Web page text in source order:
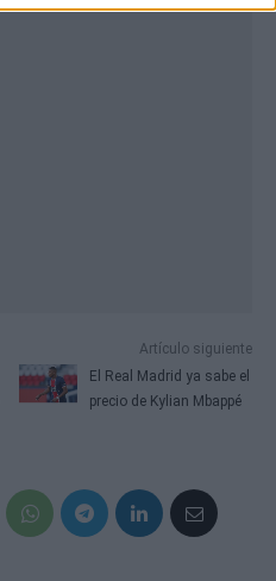
Artículo siguiente
El Real Madrid ya sabe el
precio de Kylian Mbappé